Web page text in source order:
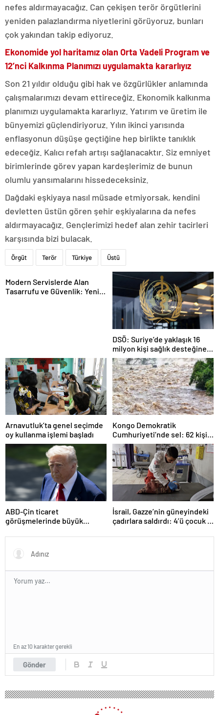
nefes aldırmayacağız. Can çekişen terör örgütlerini
yeniden palazlandırma niyetlerini görüyoruz, bunları
çok yakından takip ediyoruz.
Ekonomide yol haritamız olan Orta Vadeli Program ve
12’nci Kalkınma Planımızı uygulamakta kararlıyız
Son 21 yıldır olduğu gibi hak ve özgürlükler anlamında
çalışmalarımızı devam ettireceğiz. Ekonomik kalkınma
planımızı uygulamakta kararlıyız. Yatırım ve üretim ile
bünyemizi güçlendiriyoruz. Yılın ikinci yarısında
enflasyonun düşüşe geçtiğine hep birlikte tanıklık
edeceğiz. Kalıcı refah artışı sağlanacaktır. Siz emniyet
birimlerinde görev yapan kardeşlerimiz de bunun
olumlu yansımalarını hissedeceksiniz.
Dağdaki eşkiyaya nasıl müsade etmiyorsak, kendini
devletten üstün gören şehir eşkiyalarına da nefes
aldırmayacağız. Gençlerimizi hedef alan zehir tacirleri
karşısında bizi bulacak.
Örgüt Terör Türkiye Üstü
Modern Servislerde Alan
Tasarrufu ve Güvenlik: Yeni
DSÖ: Suriye’de yaklaşık 16
milyon kişi sağlık desteğine
ihtiyaç duyuyor
Arnavutluk’ta genel seçimde
oy kullanma işlemi başladı
Kongo Demokratik
Cumhuriyeti’nde sel: 62 kişi
hayatını kaybetti
ABD-Çin ticaret
görüşmelerinde büyük
İsrail, Gazze’nin güneyindeki
çadırlara saldırdı: 4’ü çocuk 8
Gönder
En az 10 karakter gerekli